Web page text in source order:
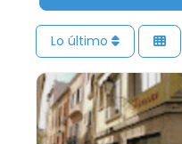
Lo último